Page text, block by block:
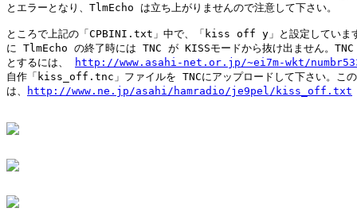
とエラーとなり、TlmEcho は立ち上がりませんので注意して下さい。
ところで上記の「CPBINI.txt」中で、「kiss off y」と設定していま
に TlmEcho の終了時には TNC が KISSモードから抜け出ません。
とするには、
http://www.asahi-net.or.jp/~ei7m-wkt/
自作「kiss_off.tnc」ファイルを TNCにアップロードして下さい。この
は、
http://www.ne.jp/asahi/hamradio/je9pel/kiss_off.txt